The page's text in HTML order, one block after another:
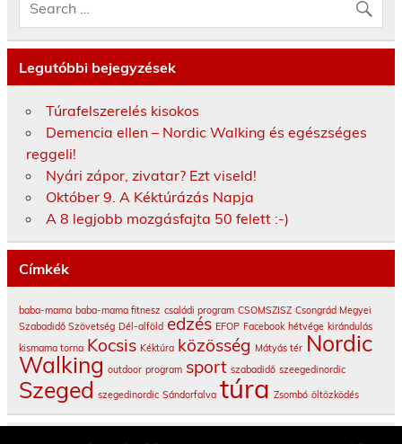
Legutóbbi bejegyzések
Túrafelszerelés kisokos
Demencia ellen – Nordic Walking és egészséges
reggeli!
Nyári zápor, zivatar? Ezt viseld!
Október 9. A Kéktúrázás Napja
A 8 legjobb mozgásfajta 50 felett :-)
Címkék
baba-mama baba-mama fitnesz családi program CSOMSZISZ Csongrád Megyei
Szabadidő Szövetség Dél-alföld edzés EFOP Facebook hétvége kirándulás
kismama torna Kocsis Kéktúra közösség Mátyás tér Nordic
Walking outdoor program sport szabadidő szeegedinordic
Szeged szegedinordic Sándorfalva túra Zsombó öltözködés